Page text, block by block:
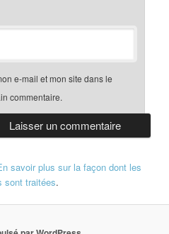
e-mail et mon site dans le
commentaire.
savoir plus sur la façon dont les
sont traitées.